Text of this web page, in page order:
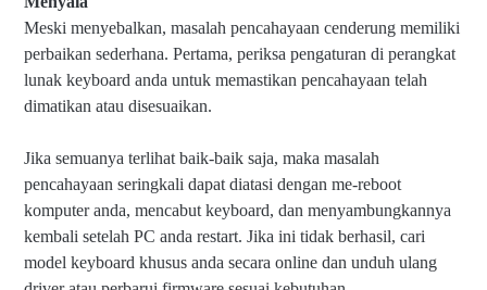
Meski menyebalkan, masalah pencahayaan cenderung memiliki
perbaikan sederhana. Pertama, periksa pengaturan di perangkat
lunak keyboard anda untuk memastikan pencahayaan telah
dimatikan atau disesuaikan.
Jika semuanya terlihat baik-baik saja, maka masalah
pencahayaan seringkali dapat diatasi dengan me-reboot
komputer anda, mencabut keyboard, dan menyambungkannya
kembali setelah PC anda restart. Jika ini tidak berhasil, cari
model keyboard khusus anda secara online dan unduh ulang